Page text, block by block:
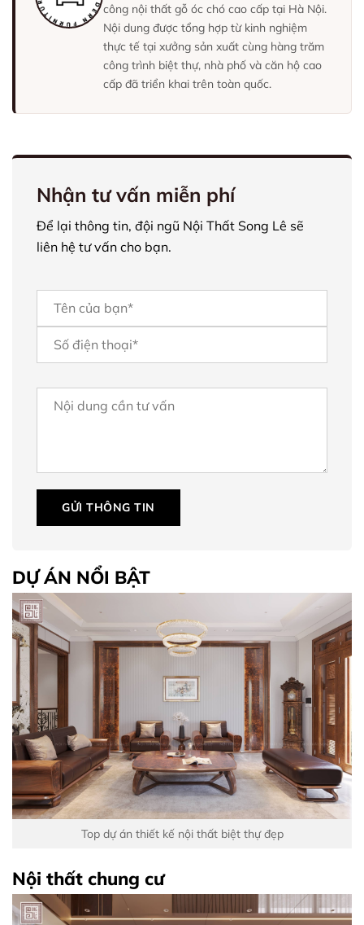
công nội thất gỗ óc chó cao cấp tại Hà Nội.
Nội dung được tổng hợp từ kinh nghiệm
thực tế tại xưởng sản xuất cùng hàng trăm
công trình biệt thự, nhà phố và căn hộ cao
cấp đã triển khai trên toàn quốc.
Nhận tư vấn miễn phí
Để lại thông tin, đội ngũ Nội Thất Song Lê sẽ
liên hệ tư vấn cho bạn.
GỬI THÔNG TIN
DỰ ÁN NỔI BẬT
Top dự án thiết kế nội thất biệt thự đẹp
Nội thất chung cư